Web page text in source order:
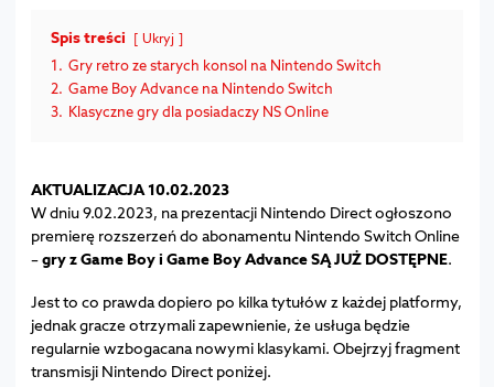
Spis treści Ukryj
1. Gry retro ze starych konsol na Nintendo Switch
2. Game Boy Advance na Nintendo Switch
3. Klasyczne gry dla posiadaczy NS Online
AKTUALIZACJA 10.02.2023
W dniu 9.02.2023, na prezentacji Nintendo Direct ogłoszono
premierę rozszerzeń do abonamentu Nintendo Switch Online
–gry z Game Boy i Game Boy Advance SĄ JUŻ DOSTĘPNE.
Jest to co prawda dopiero po kilka tytułów z każdej platformy,
jednak gracze otrzymali zapewnienie, że usługa będzie
regularnie wzbogacana nowymi klasykami. Obejrzyj fragment
transmisji Nintendo Direct poniżej.